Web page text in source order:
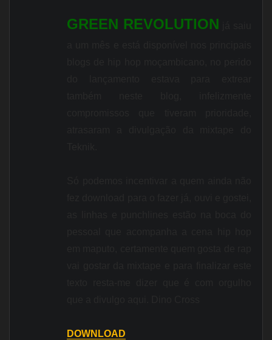
GREEN REVOLUTION
DOWNLOAD